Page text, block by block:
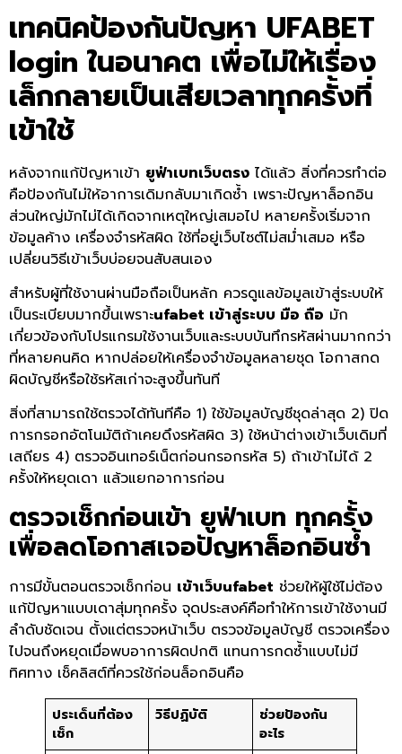
เทคนิคป้องกันปัญหา UFABET
login ในอนาคต เพื่อไม่ให้เรื่อง
เล็กกลายเป็นเสียเวลาทุกครั้งที่
เข้าใช้
หลังจากแก้ปัญหาเข้า ยูฟ่าเบทเว็บตรง ได้แล้ว สิ่งที่ควรทำต่อ
คือป้องกันไม่ให้อาการเดิมกลับมาเกิดซ้ำ เพราะปัญหาล็อกอิน
ส่วนใหญ่มักไม่ได้เกิดจากเหตุใหญ่เสมอไป หลายครั้งเริ่มจาก
ข้อมูลค้าง เครื่องจำรหัสผิด ใช้ที่อยู่เว็บไซต์ไม่สม่ำเสมอ หรือ
เปลี่ยนวิธีเข้าเว็บบ่อยจนสับสนเอง
สำหรับผู้ที่ใช้งานผ่านมือถือเป็นหลัก ควรดูแลข้อมูลเข้าสู่ระบบให้
เป็นระเบียบมากขึ้นเพราะufabet เข้าสู่ระบบ มือ ถือ มัก
เกี่ยวข้องกับโปรแกรมใช้งานเว็บและระบบบันทึกรหัสผ่านมากกว่า
ที่หลายคนคิด หากปล่อยให้เครื่องจำข้อมูลหลายชุด โอกาสกด
ผิดบัญชีหรือใช้รหัสเก่าจะสูงขึ้นทันที
สิ่งที่สามารถใช้ตรวจได้ทันทีคือ 1) ใช้ข้อมูลบัญชีชุดล่าสุด 2) ปิด
การกรอกอัตโนมัติถ้าเคยดึงรหัสผิด 3) ใช้หน้าต่างเข้าเว็บเดิมที่
เสถียร 4) ตรวจอินเทอร์เน็ตก่อนกรอกรหัส 5) ถ้าเข้าไม่ได้ 2
ครั้งให้หยุดเดา แล้วแยกอาการก่อน
ตรวจเช็กก่อนเข้า ยูฟ่าเบท ทุกครั้ง
เพื่อลดโอกาสเจอปัญหาล็อกอินซ้ำ
การมีขั้นตอนตรวจเช็กก่อน เข้าเว็บufabet ช่วยให้ผู้ใช้ไม่ต้อง
แก้ปัญหาแบบเดาสุ่มทุกครั้ง จุดประสงค์คือทำให้การเข้าใช้งานมี
ลำดับชัดเจน ตั้งแต่ตรวจหน้าเว็บ ตรวจข้อมูลบัญชี ตรวจเครื่อง
ไปจนถึงหยุดเมื่อพบอาการผิดปกติ แทนการกดซ้ำแบบไม่มี
ทิศทาง เช็คลิสต์ที่ควรใช้ก่อนล็อกอินคือ
ประเด็นที่ต้อง
เช็ก
วิธีปฏิบัติ
ช่วยป้องกัน
อะไร